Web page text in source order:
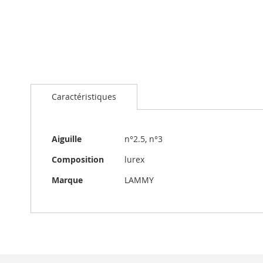
au
début
d’images
Caractéristiques
Caractéristiques
Aiguille
n°2.5, n°3
Composition
lurex
Marque
LAMMY